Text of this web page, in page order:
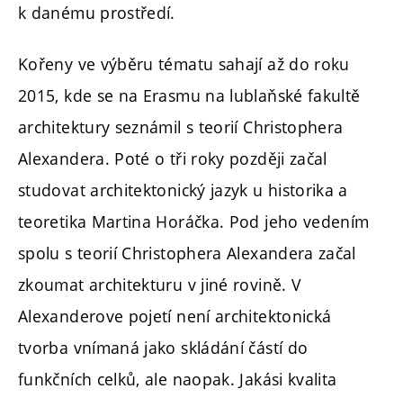
k danému prostředí.
Kořeny ve výběru tématu sahají až do roku
2015, kde se na Erasmu na lublaňské fakultě
architektury seznámil s teorií Christophera
Alexandera. Poté o tři roky později začal
studovat architektonický jazyk u historika a
teoretika Martina Horáčka. Pod jeho vedením
spolu s teorií Christophera Alexandera začal
zkoumat architekturu v jiné rovině. V
Alexanderove pojetí není architektonická
tvorba vnímaná jako skládání částí do
funkčních celků, ale naopak. Jakási kvalita